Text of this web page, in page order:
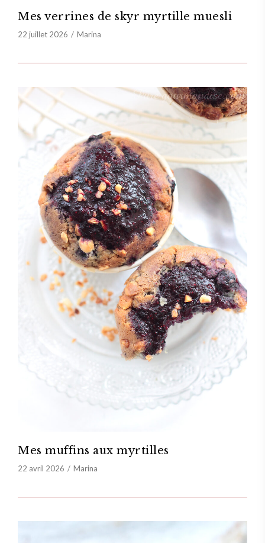
Mes verrines de skyr myrtille muesli
22 juillet 2026 Marina
Mes muffins aux myrtilles
22 avril 2026 Marina